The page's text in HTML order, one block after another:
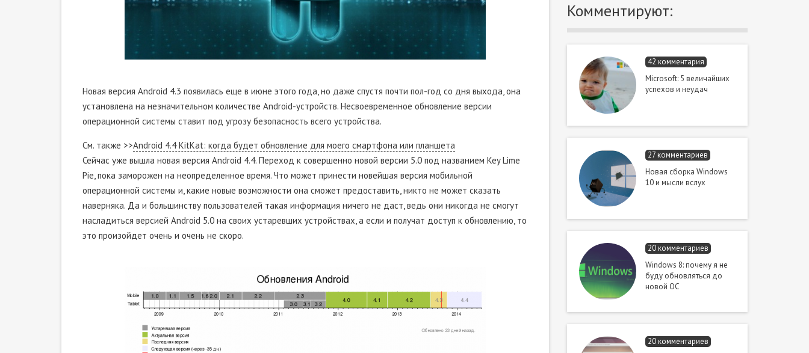
Новая версия Android 4.3 появилась еще в июне этого года, но даже спустя почти пол-год со дня выхода, она
установлена на незначительном количестве Android-устройств. Несвоевременное обновление версии
операционной системы ставит под угрозу безопасность всего устройства.
См. также >>Android 4.4 KitKat: когда будет обновление для моего смартфона или планшета
Сейчас уже вышла новая версия Android 4.4. Переход к совершенно новой версии 5.0 под названием Key Lime
Pie, пока заморожен на неопределенное время. Что может принести новейшая версия мобильной
операционной системы и, какие новые возможности она сможет предоставить, никто не может сказать
наверняка. Да и большинству пользователей такая информация ничего не даст, ведь они никогда не смогут
насладиться версией Android 5.0 на своих устаревших устройствах, а если и получат доступ к обновлению, то
это произойдет очень и очень не скоро.
Комментируют:
42 комментария
Microsoft: 5 величайших
успехов и неудач
27 комментариев
Новая сборка Windows
10 и мысли вслух
20 комментариев
Windows 8: почему я не
буду обновляться до
новой ОС
20 комментариев